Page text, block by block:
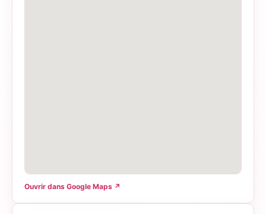
Ouvrir dans Google Maps ↗